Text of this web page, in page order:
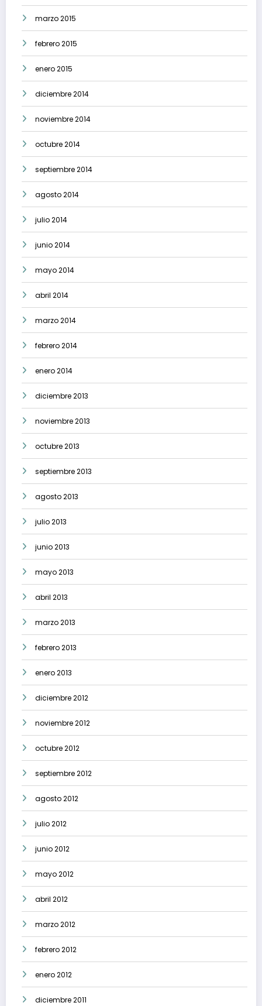
marzo 2015
febrero 2015
enero 2015
diciembre 2014
noviembre 2014
octubre 2014
septiembre 2014
agosto 2014
julio 2014
junio 2014
mayo 2014
abril 2014
marzo 2014
febrero 2014
enero 2014
diciembre 2013
noviembre 2013
octubre 2013
septiembre 2013
agosto 2013
julio 2013
junio 2013
mayo 2013
abril 2013
marzo 2013
febrero 2013
enero 2013
diciembre 2012
noviembre 2012
octubre 2012
septiembre 2012
agosto 2012
julio 2012
junio 2012
mayo 2012
abril 2012
marzo 2012
febrero 2012
enero 2012
diciembre 2011